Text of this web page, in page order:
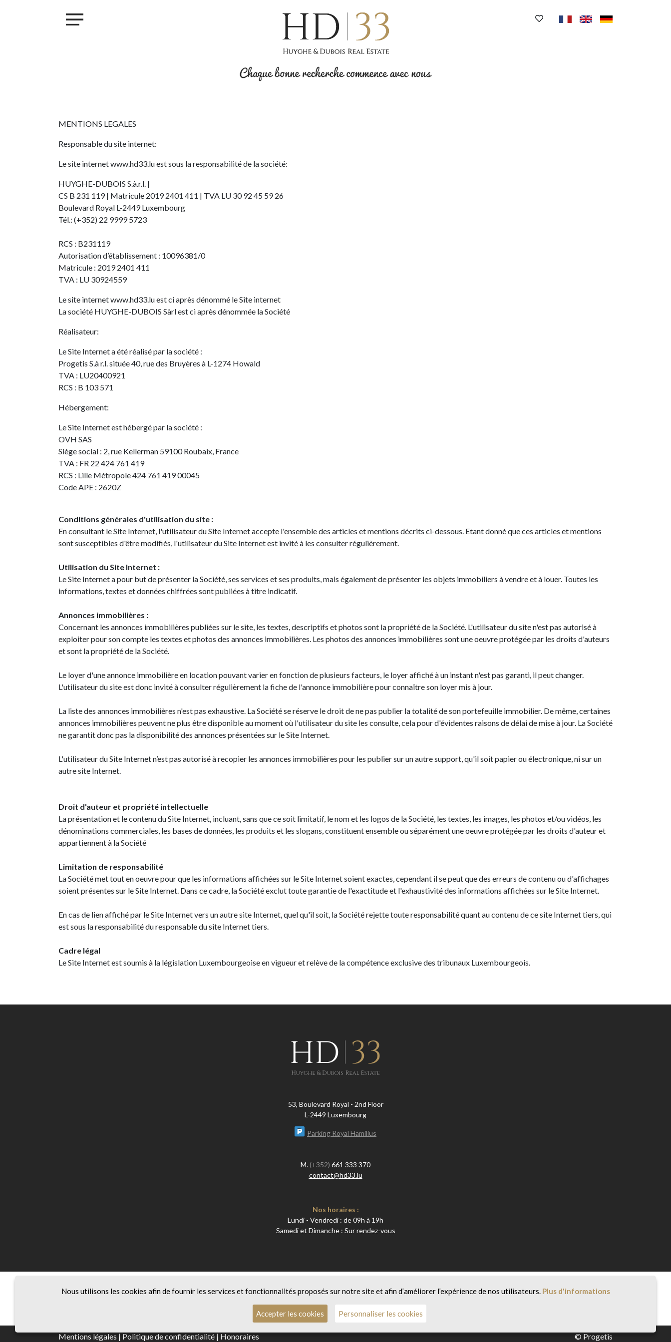
PROJET KROUN - MAMER
PROJET PHOENIX - BONNEVOIE
PROJET VAUBAN LUXEMBOURG-PFAFFENTHALL
CONTACT
MENTIONS LEGALES
Responsable du site internet:
Le site internetwww.hd33.lu est sous la responsabilité de la société:
HUYGHE-DUBOIS S.à.r.l. |
CS B 231 119 | Matricule 2019 2401 411 | TVA LU 30 92 45 59 26
Boulevard Royal L-2449 Luxembourg
Tél.: (+352) 22 9999 5723
RCS : B231119
Autorisation d’établissement : 10096381/0
Matricule : 2019 2401 411
TVA : LU 30924559
Le site internetwww.hd33.lu est ci après dénommé le Site internet
La société HUYGHE-DUBOIS Sàrl est ci après dénommée la Société
Réalisateur:
Le Site Internet a été réalisé par la société :
Progetis S.à r.l. située 40, rue des Bruyères à L-1274 Howald
TVA : LU20400921
RCS : B 103 571
Hébergement:
Le Site Internet est hébergé par la société :
OVH SAS
Siège social : 2, rue Kellerman 59100 Roubaix, France
TVA : FR 22 424 761 419
RCS : Lille Métropole 424 761 419 00045
Code APE : 2620Z
Conditions générales d'utilisation du site :
En consultant le Site Internet, l'utilisateur du Site Internet accepte l'ensemble des articles et mentions décrits ci-dessous. Etant donné que ces articles et mentions
sont susceptibles d'être modifiés, l'utilisateur du Site Internet est invité à les consulter régulièrement.
Utilisation du Site Internet :
Le Site Internet a pour but de présenter la Société, ses services et ses produits, mais également de présenter les objets immobiliers à vendre et à louer. Toutes les
informations, textes et données chiffrées sont publiées à titre indicatif.
Annonces immobilières :
Concernant les annonces immobilières publiées sur le site, les textes, descriptifs et photos sont la propriété de la Société. L'utilisateur du site n'est pas autorisé à
exploiter pour son compte les textes et photos des annonces immobilières. Les photos des annonces immobilières sont une oeuvre protégée par les droits d'auteurs
et sont la propriété de la Société.
Le loyer d'une annonce immobilière en location pouvant varier en fonction de plusieurs facteurs, le loyer affiché à un instant n'est pas garanti, il peut changer.
L'utilisateur du site est donc invité à consulter régulièrement la fiche de l'annonce immobilière pour connaître son loyer mis à jour.
La liste des annonces immobilières n'est pas exhaustive. La Société se réserve le droit de ne pas publier la totalité de son portefeuille immobilier. De même, certaines
annonces immobilières peuvent ne plus être disponible au moment où l'utilisateur du site les consulte, cela pour d'évidentes raisons de délai de mise à jour. La Société
ne garantit donc pas la disponibilité des annonces présentées sur le Site Internet.
L'utilisateur du Site Internet n’est pas autorisé à recopier les annonces immobilières pour les publier sur un autre support, qu'il soit papier ou électronique, ni sur un
autre site Internet.
Droit d'auteur et propriété intellectuelle
La présentation et le contenu du Site Internet, incluant, sans que ce soit limitatif, le nom et les logos de la Société, les textes, les images, les photos et/ou vidéos, les
dénominations commerciales, les bases de données, les produits et les slogans, constituent ensemble ou séparément une oeuvre protégée par les droits d'auteur et
appartiennent à la Société
Limitation de responsabilité
La Société met tout en oeuvre pour que les informations affichées sur le Site Internet soient exactes, cependant il se peut que des erreurs de contenu ou d'affichages
soient présentes sur le Site Internet. Dans ce cadre, la Société exclut toute garantie de l'exactitude et l'exhaustivité des informations affichées sur le Site Internet.
En cas de lien affiché par le Site Internet vers un autre site Internet, quel qu'il soit, la Société rejette toute responsabilité quant au contenu de ce site Internet tiers, qui
est sous la responsabilité du responsable du site Internet tiers.
Cadre légal
Le Site Internet est soumis à la législation Luxembourgeoise en vigueur et relève de la compétence exclusive des tribunaux Luxembourgeois.
53, Boulevard Royal - 2nd Floor
L-2449 Luxembourg
Parking Royal Hamilius
M. (+352) 661 333 370
contact@hd33.lu
Nos horaires :
Lundi - Vendredi : de 09h à 19h
Samedi et Dimanche : Sur rendez-vous
Mentions légales | Politique de confidentialité | Honoraires © Progetis
Nous utilisons les cookies afin de fournir les services et fonctionnalités proposés sur notre site et afin d’améliorer l’expérience de nos utilisateurs. Plus d'informations
Accepter les cookies Personnaliser les cookies